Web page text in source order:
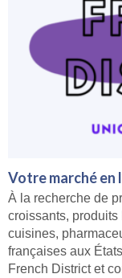
Votre marché en
À la recherche de
croissants,
cuisines,
françaises aux
French District et